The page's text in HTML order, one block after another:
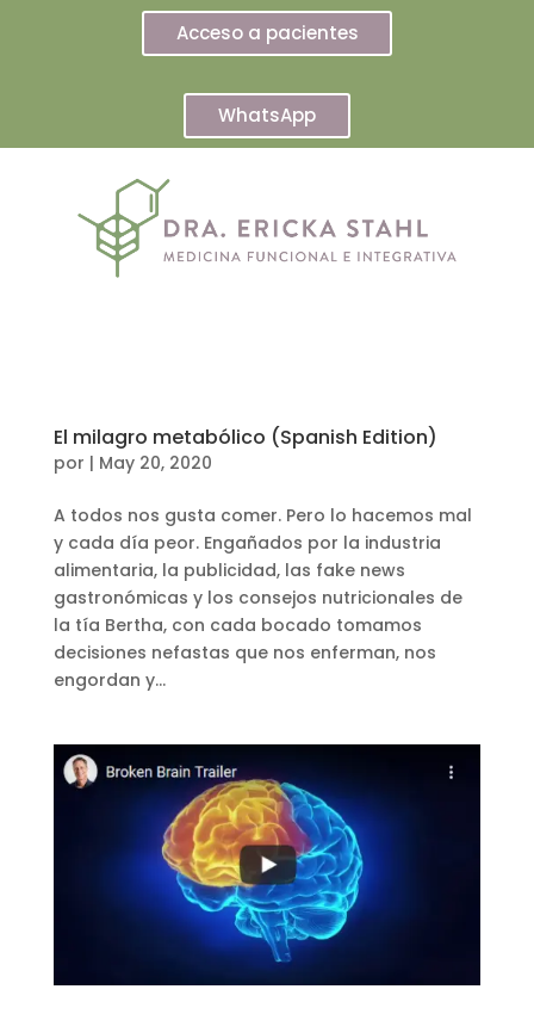
Acceso a pacientes
WhatsApp
El milagro metabólico (Spanish Edition)
por | May 20, 2020
A todos nos gusta comer. Pero lo hacemos mal
y cada día peor. Engañados por la industria
alimentaria, la publicidad, las fake news
gastronómicas y los consejos nutricionales de
la tía Bertha, con cada bocado tomamos
decisiones nefastas que nos enferman, nos
engordan y...